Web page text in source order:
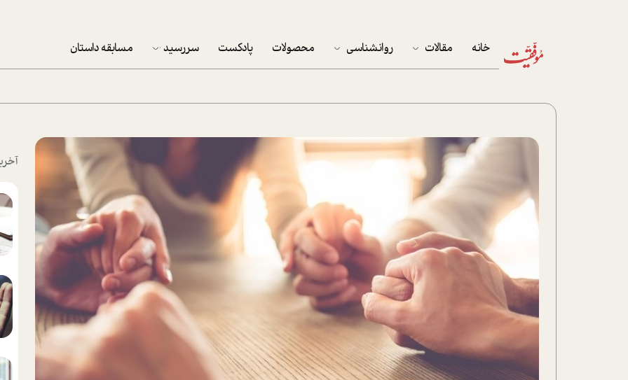
خانه مقالات
پرونده ویژه
زندگی
نوجوان
کار
تحلیل فیلم
شیوانا
روانشناسی محصولات پادکست سررسید
پکيج نوروزي موفقيت
تقویم رومیزی
تقویم دیواری
مسابقه داستان